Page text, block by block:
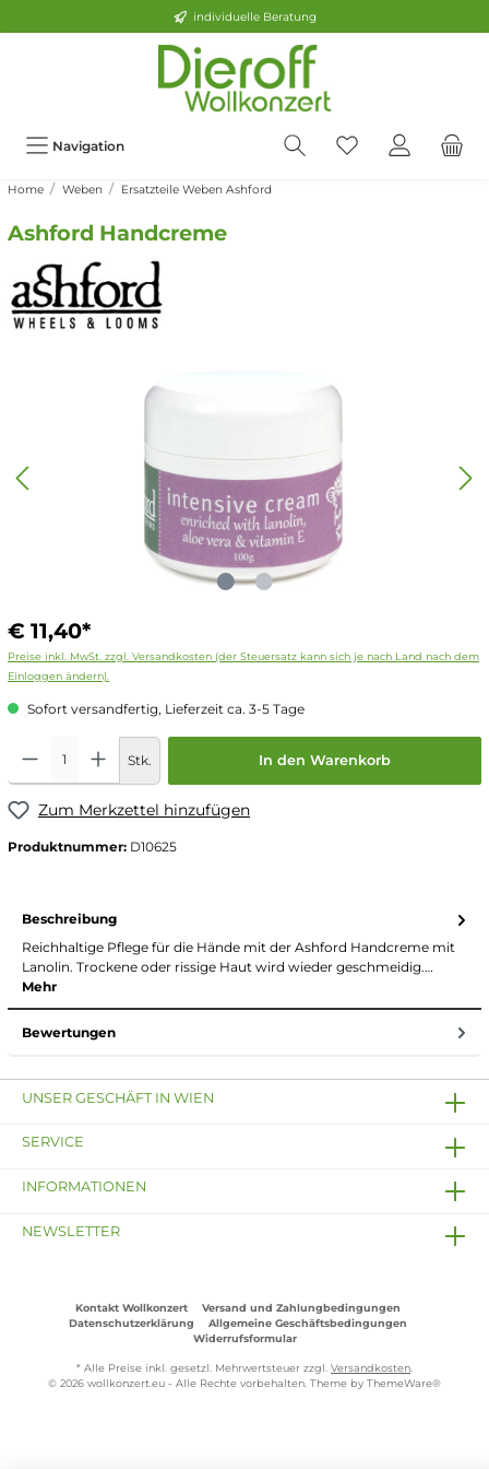
individuelle Beratung
Navigation
Home Weben Ersatzteile Weben Ashford
Ashford Handcreme
€ 11,40*
Preise inkl. MwSt. zzgl. Versandkosten (der Steuersatz kann sich je nach Land nach dem
Einloggen ändern).
Sofort versandfertig, Lieferzeit ca. 3-5 Tage
Stk. In den Warenkorb
Zum Merkzettel hinzufügen
Produktnummer: D10625
Beschreibung
Reichhaltige Pflege für die Hände mit der Ashford Handcreme mit
Lanolin. Trockene oder rissige Haut wird wieder geschmeidig.…
Mehr
Bewertungen
UNSER GESCHÄFT IN WIEN
SERVICE
INFORMATIONEN
NEWSLETTER
Kontakt Wollkonzert
Versand und Zahlungbedingungen
Datenschutzerklärung
Allgemeine Geschäftsbedingungen
Widerrufsformular
* Alle Preise inkl. gesetzl. Mehrwertsteuer zzgl. Versandkosten
© 2026 wollkonzert.eu - Alle Rechte vorbehalten. Theme by ThemeWare®